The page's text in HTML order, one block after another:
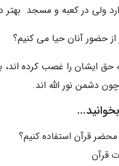
ولى در كعبه و مسجد بهتر
از حضور آنان حيا مى كنيم؟
حق ايشان را غصب كرده اند،
دشمن نور الله اند.
قرآن استفاده کنیم؟
قرآن